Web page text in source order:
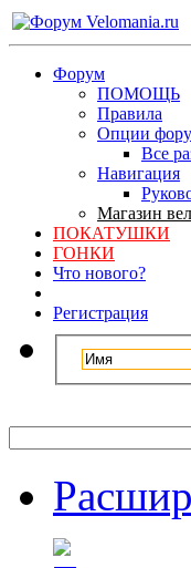
Форум
ПОМОЩЬ
Правила
Опции
Все
Навигация
Магазин
ПОКАТУШКИ
ГОНКИ
Что нового?
Регистрация